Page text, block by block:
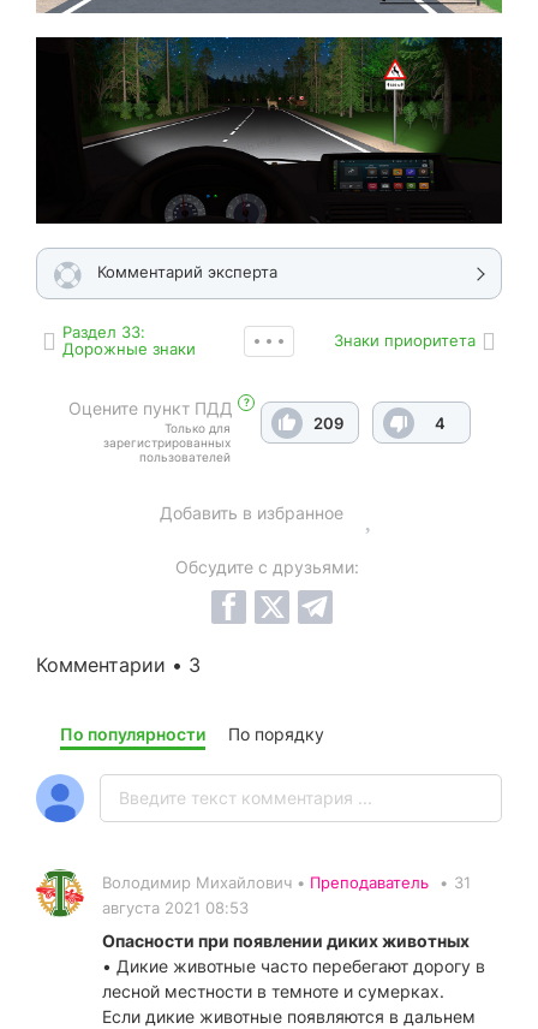
Комментарий эксперта
Раздел 33:
Дорожные знаки
Знаки приоритета
Оцените пункт ПДД ?
Только для
зарегистрированных
пользователей
209 4
Добавить в избранное
Обсудите с друзьями:
Комментарии • 3
По популярности По порядку
Володимир Михайлович • Преподаватель • 31
августа 2021 08:53
Опасности при появлении диких животных
• Дикие животные часто перебегают дорогу в
лесной местности в темноте и сумерках.
Если дикие животные появляются в дальнем